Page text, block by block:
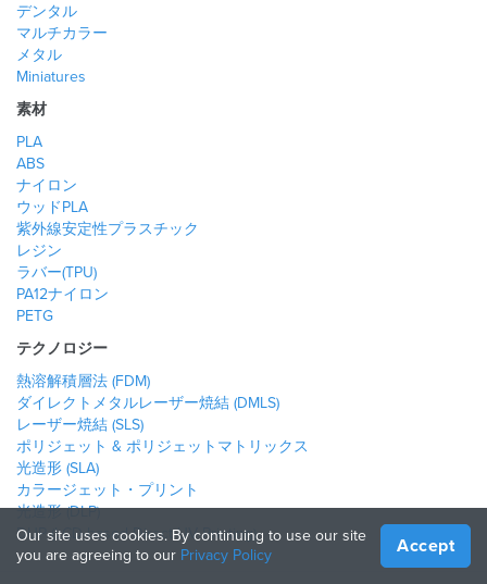
デンタル
マルチカラー
メタル
Miniatures
素材
PLA
ABS
ナイロン
ウッドPLA
紫外線安定性プラスチック
レジン
ラバー(TPU)
PA12ナイロン
PETG
テクノロジー
熱溶解積層法 (FDM)
ダイレクトメタルレーザー焼結 (DMLS)
レーザー焼結 (SLS)
ポリジェット & ポリジェットマトリックス
光造形 (SLA)
カラージェット・プリント
光造形 (DLP)
DUP (LCD-based Direct UV Printing)
Our site uses cookies. By continuing to use our site
you are agreeing to our Privacy Policy Accept